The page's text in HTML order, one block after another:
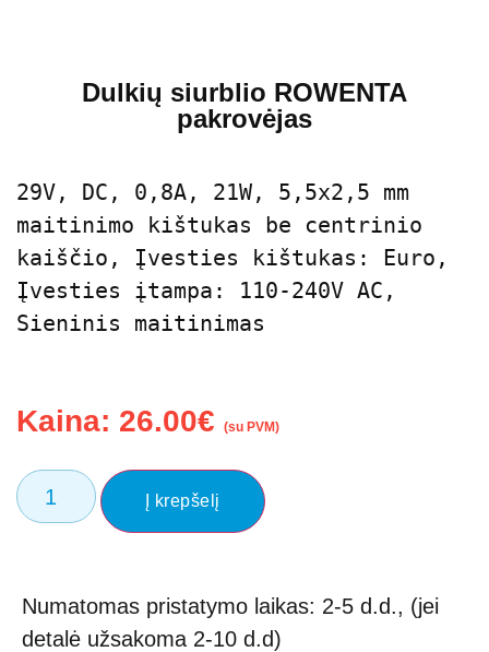
Dulkių siurblio ROWENTA
pakrovėjas
29V, DC, 0,8A, 21W, 5,5x2,5 mm
maitinimo kištukas be centrinio
kaiščio, Įvesties kištukas: Euro,
Įvesties įtampa: 110-240V AC,
Sieninis maitinimas
Kaina: 26.00€ (su PVM)
Į krepšelį
Numatomas pristatymo laikas: 2-5 d.d., (jei
detalė užsakoma 2-10 d.d)